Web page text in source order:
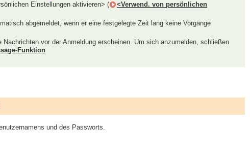
Einstellungen aktivieren> (
<Verwend. von persönlichen
abgemeldet, wenn er eine festgelegte Zeit lang keine Vorgänge
vor der Anmeldung erscheinen. Um sich anzumelden, schließen
Funktion
und des Passworts.